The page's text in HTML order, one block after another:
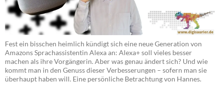
Fest ein bisschen heimlich kündigt sich eine neue Generation von
Amazons Sprachassistentin Alexa an: Alexa+ soll vieles besser
machen als ihre Vorgängerin. Aber was genau ändert sich? Und wie
kommt man in den Genuss dieser Verbesserungen – sofern man sie
überhaupt haben will. Eine persönliche Betrachtung von Hannes.